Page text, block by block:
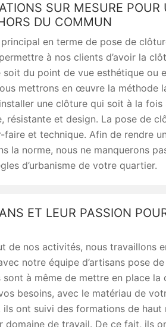
SUR MESURE POUR
DU COMMUN
en terme de pose de
à nos clients d’avoir la
soit du point de vue esthétique ou
mettrons en œuvre la méthode
une clôture qui soit à la fois
résistante et design. La pose de
faire et technique. Afin de rendre
la norme, nous ne manquerons
d’urbanisme de votre quartier.
ET LEUR PASSION
de nos activités, nous travaillons
notre équipe d’artisans pose
sont à même de mettre en place la
besoins, avec le matériau de
ont suivi des formations de haut
domaine de travail. De ce fait, ils